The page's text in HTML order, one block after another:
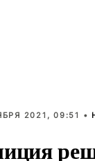
2021, 09:51 •